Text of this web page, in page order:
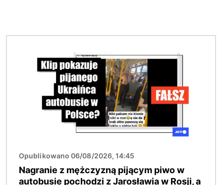
Opublikowano 06/08/2026, 14:45
Nagranie z mężczyzną pijącym piwo w
autobusie pochodzi z Jarosławia w Rosji, a